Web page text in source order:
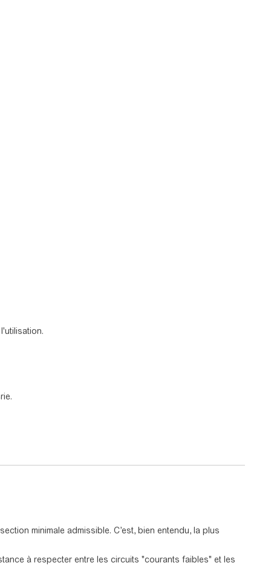
minimale admissible. C’est, bien entendu, la plus
à respecter entre les circuits "courants faibles" et les